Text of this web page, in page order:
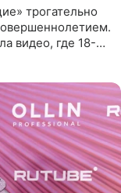
трогательно
видео, где 18-